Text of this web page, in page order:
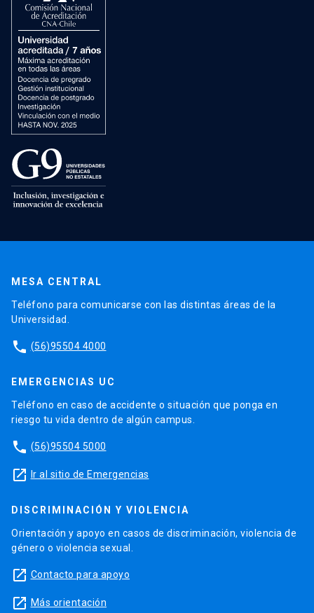
MESA CENTRAL
Teléfono para comunicarse con las distintas áreas de la
Universidad.
phone (56)95504 4000
EMERGENCIAS UC
Teléfono en caso de accidente o situación que ponga en
riesgo tu vida dentro de algún campus.
phone (56)95504 5000
launch Ir al sitio de Emergencias
DISCRIMINACIÓN Y VIOLENCIA
Orientación y apoyo en casos de discriminación, violencia de
género o violencia sexual.
launch Contacto para apoyo
launch Más orientación